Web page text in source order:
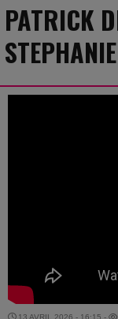
PATRICK
13 AVRIL 2026 - 16:15 -